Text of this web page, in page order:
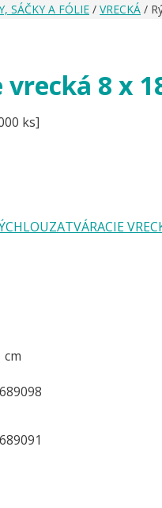
SÁČKY A FÓLIE / VRECKÁ /
8 x
ks]
cm